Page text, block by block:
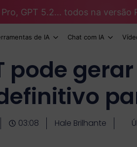
GPT 5.2... todos na versão
de IA Chat com IA
pode
03:08 Hale Brilhante